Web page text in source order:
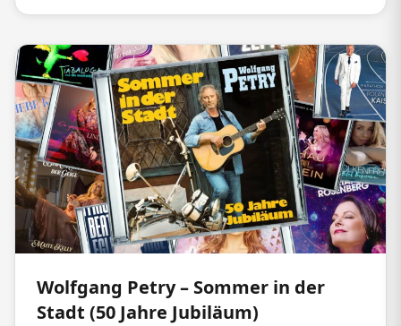
Wolfgang Petry – Sommer in der
Stadt (50 Jahre Jubiläum)